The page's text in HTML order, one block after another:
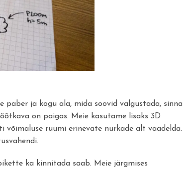
paber ja kogu ala, mida soovid valgustada, sinna
on paigas. Meie kasutame lisaks 3D
võimaluse ruumi erinevate nurkade alt vaadelda.
ka kinnitada saab. Meie järgmises